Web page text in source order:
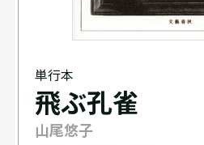
単行本
飛ぶ孔雀
山尾悠子